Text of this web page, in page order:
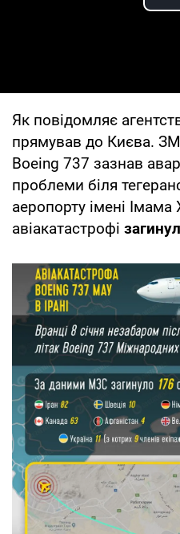
Як повідомляє
прямував до Києва.
Boeing 737 зазнав
проблеми біля
аеропорту імені Імама
авіакатастрофі